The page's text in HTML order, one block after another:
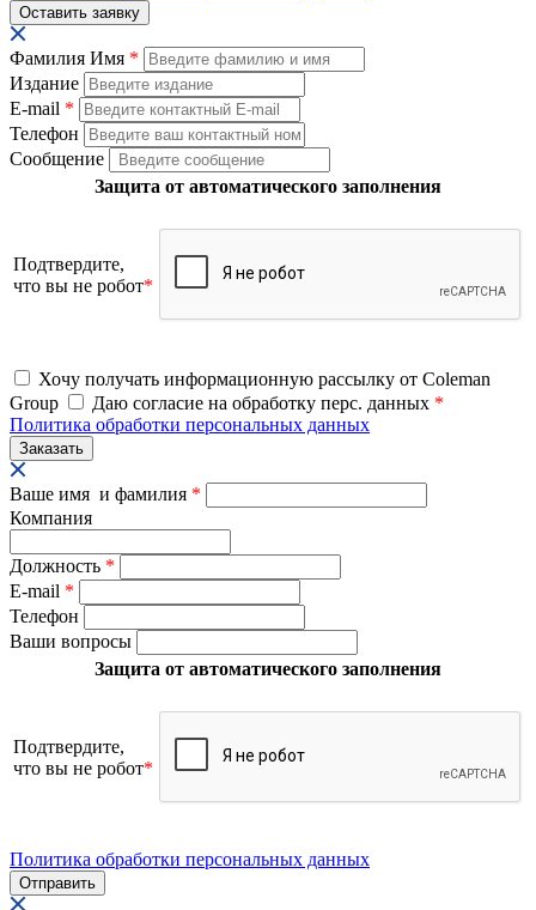
Фамилия Имя *
Издание
E-mail *
Телефон
Сообщение
Защита от автоматического заполнения
Подтвердите,
что вы не робот*
Хочу получать информационную рассылку от Coleman
Group
Даю согласие на обработку перс. данных *
Политика обработки персональных данных
Ваше имя и фамилия *
Компания
Должность *
E-mail *
Телефон
Ваши вопросы
Защита от автоматического заполнения
Подтвердите,
что вы не робот*
Политика обработки персональных данных